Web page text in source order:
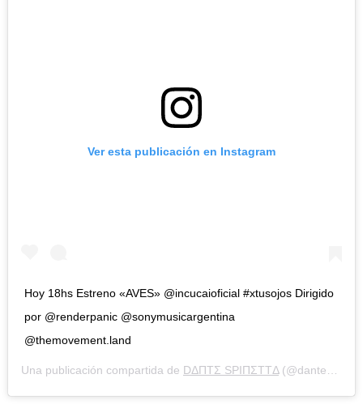
Ver esta publicación en Instagram
Hoy 18hs Estreno «AVES» @incucaioficial #xtusojos Dirigido
por @renderpanic @sonymusicargentina
@themovement.land
Una publicación compartida de DΔΠTΣ SPIΠΣTTΔ(@dantespinetta) el